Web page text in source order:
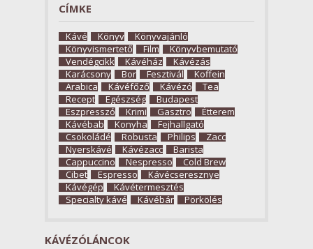
CÍMKE
Kávé Könyv
Könyvajánló
Könyvismertető
Film
Könyvbemutató
Vendégcikk
Kávéház
Kávézás
Karácsony
Bor Fesztivál
Koffein
Arabica
Kávéfőző Kávézó
Tea
Recept
Egészség
Budapest
Eszpresszó
Krimi Gasztro
Étterem
Kávébab
Konyha
Fejhallgató
Csokoládé
Robusta Philips
Zacc
Nyerskávé
Kávézacc
Barista
Cappuccino
Nespresso
Cold Brew
Cibet
Espresso
Kávécseresznye
Kávégép
Kávétermesztés
Specialty kávé
Kávébár Pörkölés
KÁVÉZÓLÁNCOK